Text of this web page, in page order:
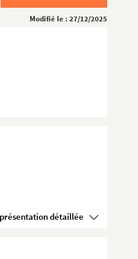
Modifié le : 27/12/2025
Voir la présentation détaillée